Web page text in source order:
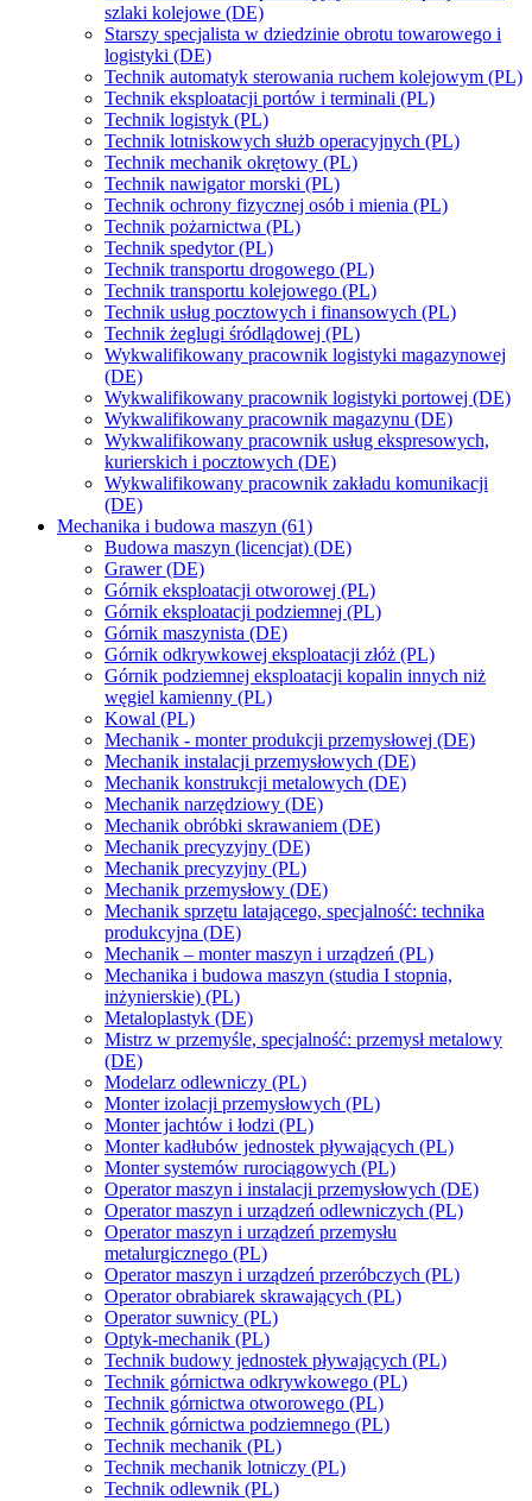
szlaki kolejowe (DE)
Starszy specjalista w dziedzinie obrotu towarowego i
logistyki (DE)
Technik automatyk sterowania ruchem kolejowym (PL)
Technik eksploatacji portów i terminali (PL)
Technik logistyk (PL)
Technik lotniskowych służb operacyjnych (PL)
Technik mechanik okrętowy (PL)
Technik nawigator morski (PL)
Technik ochrony fizycznej osób i mienia (PL)
Technik pożarnictwa (PL)
Technik spedytor (PL)
Technik transportu drogowego (PL)
Technik transportu kolejowego (PL)
Technik usług pocztowych i finansowych (PL)
Technik żeglugi śródlądowej (PL)
Wykwalifikowany pracownik logistyki magazynowej
(DE)
Wykwalifikowany pracownik logistyki portowej (DE)
Wykwalifikowany pracownik magazynu (DE)
Wykwalifikowany pracownik usług ekspresowych,
kurierskich i pocztowych (DE)
Wykwalifikowany pracownik zakładu komunikacji
(DE)
Mechanika i budowa maszyn (61)
Budowa maszyn (licencjat) (DE)
Grawer (DE)
Górnik eksploatacji otworowej (PL)
Górnik eksploatacji podziemnej (PL)
Górnik maszynista (DE)
Górnik odkrywkowej eksploatacji złóż (PL)
Górnik podziemnej eksploatacji kopalin innych niż
węgiel kamienny (PL)
Kowal (PL)
Mechanik - monter produkcji przemysłowej (DE)
Mechanik instalacji przemysłowych (DE)
Mechanik konstrukcji metalowych (DE)
Mechanik narzędziowy (DE)
Mechanik obróbki skrawaniem (DE)
Mechanik precyzyjny (DE)
Mechanik precyzyjny (PL)
Mechanik przemysłowy (DE)
Mechanik sprzętu latającego, specjalność: technika
produkcyjna (DE)
Mechanik – monter maszyn i urządzeń (PL)
Mechanika i budowa maszyn (studia I stopnia,
inżynierskie) (PL)
Metaloplastyk (DE)
Mistrz w przemyśle, specjalność: przemysł metalowy
(DE)
Modelarz odlewniczy (PL)
Monter izolacji przemysłowych (PL)
Monter jachtów i łodzi (PL)
Monter kadłubów jednostek pływających (PL)
Monter systemów rurociągowych (PL)
Operator maszyn i instalacji przemysłowych (DE)
Operator maszyn i urządzeń odlewniczych (PL)
Operator maszyn i urządzeń przemysłu
metalurgicznego (PL)
Operator maszyn i urządzeń przeróbczych (PL)
Operator obrabiarek skrawających (PL)
Operator suwnicy (PL)
Optyk-mechanik (PL)
Technik budowy jednostek pływających (PL)
Technik górnictwa odkrywkowego (PL)
Technik górnictwa otworowego (PL)
Technik górnictwa podziemnego (PL)
Technik mechanik (PL)
Technik mechanik lotniczy (PL)
Technik odlewnik (PL)